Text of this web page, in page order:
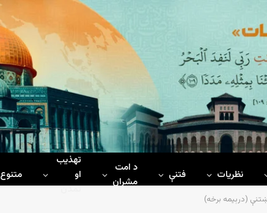
نظریات فتنې
د امت
مشران
تهذیب
او
تمدن
متنوع
(درېیمه برخه)